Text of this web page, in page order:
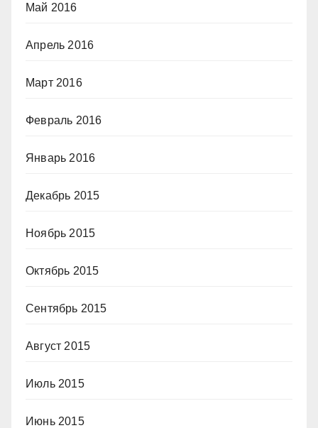
Май 2016
Апрель 2016
Март 2016
Февраль 2016
Январь 2016
Декабрь 2015
Ноябрь 2015
Октябрь 2015
Сентябрь 2015
Август 2015
Июль 2015
Июнь 2015